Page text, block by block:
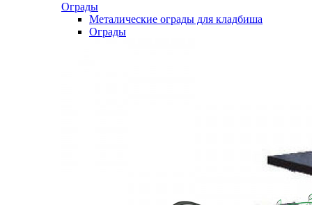
Ограды
Металические ограды для кладбиша
Ограды